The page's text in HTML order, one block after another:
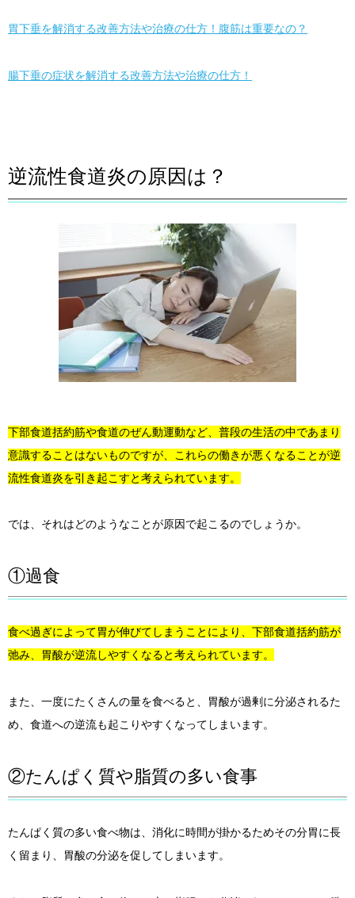
胃下垂を解消する改善方法や治療の仕方！腹筋は重要なの？
腸下垂の症状を解消する改善方法や治療の仕方！
逆流性食道炎の原因は？
下部食道括約筋や食道のぜん動運動など、普段の生活の中であまり
意識することはないものですが、これらの働きが悪くなることが逆
流性食道炎を引き起こすと考えられています。
では、それはどのようなことが原因で起こるのでしょうか。
①過食
食べ過ぎによって胃が伸びてしまうことにより、下部食道括約筋が
弛み、胃酸が逆流しやすくなると考えられています。
また、一度にたくさんの量を食べると、胃酸が過剰に分泌されるた
め、食道への逆流も起こりやすくなってしまいます。
②たんぱく質や脂質の多い食事
たんぱく質の多い食べ物は、消化に時間が掛かるためその分胃に長
く留まり、胃酸の分泌を促してしまいます。